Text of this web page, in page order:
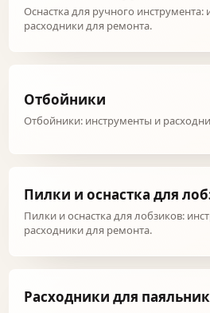
Оснастка для ручного инструмента:
расходники для ремонта.
Отбойники
Отбойники: инструменты и
Пилки и оснастка для
Пилки и оснастка для лобзиков:
расходники для ремонта.
Расходники для